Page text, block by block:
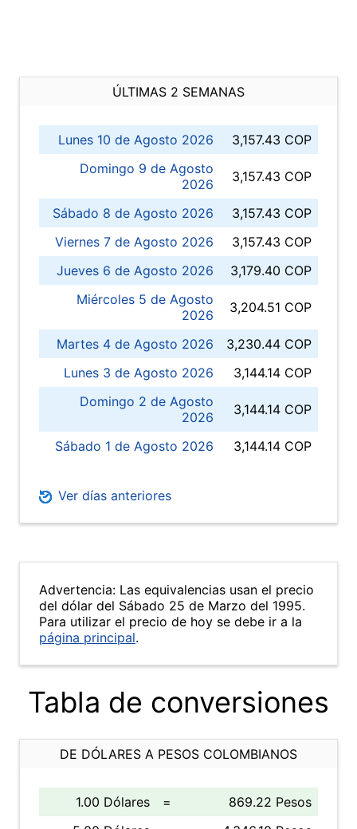
ÚLTIMAS 2 SEMANAS
Lunes 10 de Agosto 2026
3,157.43 COP
Domingo 9 de Agosto
2026
3,157.43 COP
Sábado 8 de Agosto 2026
3,157.43 COP
Viernes 7 de Agosto 2026
3,157.43 COP
Jueves 6 de Agosto 2026
3,179.40 COP
Miércoles 5 de Agosto
2026
3,204.51 COP
Martes 4 de Agosto 2026
3,230.44 COP
Lunes 3 de Agosto 2026
3,144.14 COP
Domingo 2 de Agosto
2026
3,144.14 COP
Sábado 1 de Agosto 2026 3,144.14 COP
Ver días anteriores
Advertencia: Las equivalencias usan el precio
del dólar del Sábado 25 de Marzo del 1995.
Para utilizar el precio de hoy se debe ir a la
página principal.
Tabla de conversiones
DE DÓLARES A PESOS COLOMBIANOS
1.00 Dólares =
869.22 Pesos